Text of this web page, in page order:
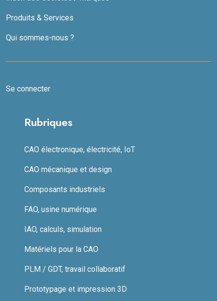
Produits & Services
Qui sommes-nous ?
Se connecter
Rubriques
CAO électronique, électricité, IoT
CAO mécanique et design
Composants industriels
FAO, usine numérique
IAO, calculs, simulation
Matériels pour la CAO
PLM / GDT, travail collaboratif
Prototypage et impression 3D